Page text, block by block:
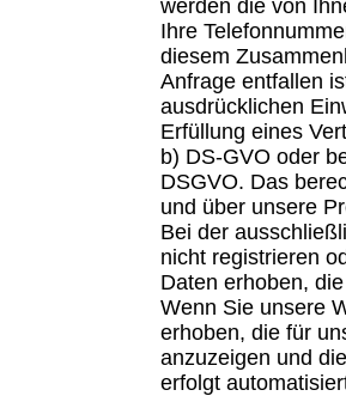
werden die von
Ihre
diesem
Anfrage entfallen
ausdrücklichen
Erfüllung eines
b) DS-GVO oder
DSGVO. Das
und über unsere
Bei der
nicht registrieren
Daten erhoben,
Wenn Sie unsere
erhoben, die für
anzuzeigen und
erfolgt